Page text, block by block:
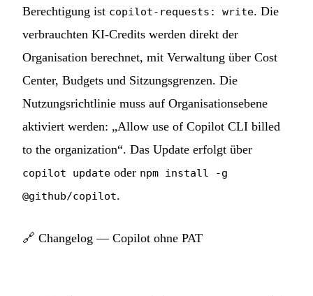
Berechtigung ist copilot-requests: write. Die
verbrauchten KI-Credits werden direkt der
Organisation berechnet, mit Verwaltung über Cost
Center, Budgets und Sitzungsgrenzen. Die
Nutzungsrichtlinie muss auf Organisationsebene
aktiviert werden: „Allow use of Copilot CLI billed
to the organization“. Das Update erfolgt über
copilot update oder npm install -g
@github/copilot.
🔗 Changelog — Copilot ohne PAT